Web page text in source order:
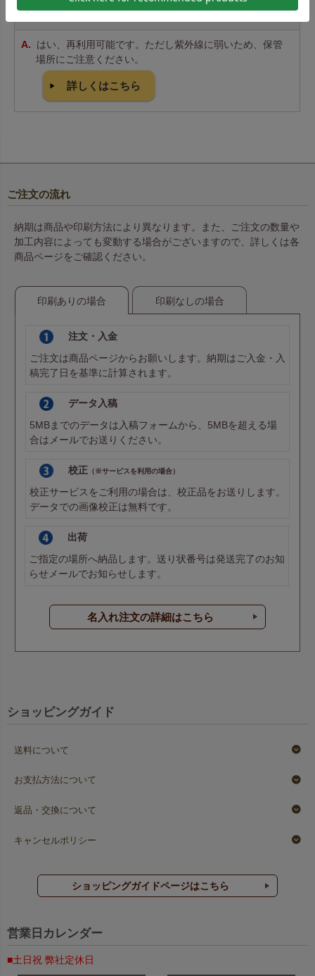
はい、再利用可能です。ただし紫外線に弱いため、保管
場所にご注意ください。
詳しくはこちら
ご注文の流れ
納期は商品や印刷方法により異なります。また、ご注文の数量や
加工内容によっても変動する場合がございますので、詳しくは各
商品ページをご確認ください。
印刷ありの場合 印刷なしの場合
注文・入金
ご注文は商品ページからお願いします。納期はご入金・入
稿完了日を基準に計算されます。
データ入稿
5MBまでのデータは入稿フォームから、5MBを超える場
合はメールでお送りください。
校正（※サービスを利用の場合）
校正サービスをご利用の場合は、校正品をお送りします。
データでの画像校正は無料です。
出荷
ご指定の場所へ納品します。送り状番号は発送完了のお知
らせメールでお知らせします。
名入れ注文の詳細はこちら
ショッピングガイド
送料について
お支払方法について
返品・交換について
キャンセルポリシー
ショッピングガイドページはこちら
営業日カレンダー
■土日祝 弊社定休日